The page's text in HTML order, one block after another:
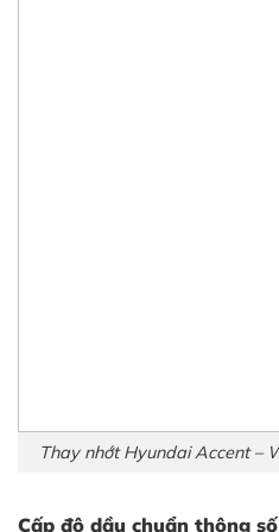
Thay nhớt Hyundai Accent –
Cấp độ dầu chuẩn thông